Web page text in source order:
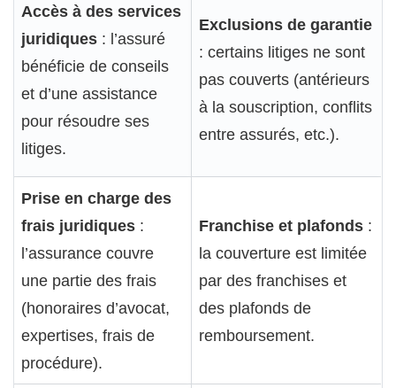
Accès à des services
juridiques : l’assuré
bénéficie de conseils
et d’une assistance
pour résoudre ses
litiges.
Exclusions de garantie
: certains litiges ne sont
pas couverts (antérieurs
à la souscription, conflits
entre assurés, etc.).
Prise en charge des
frais juridiques :
l’assurance couvre
une partie des frais
(honoraires d’avocat,
expertises, frais de
procédure).
Franchise et plafonds :
la couverture est limitée
par des franchises et
des plafonds de
remboursement.